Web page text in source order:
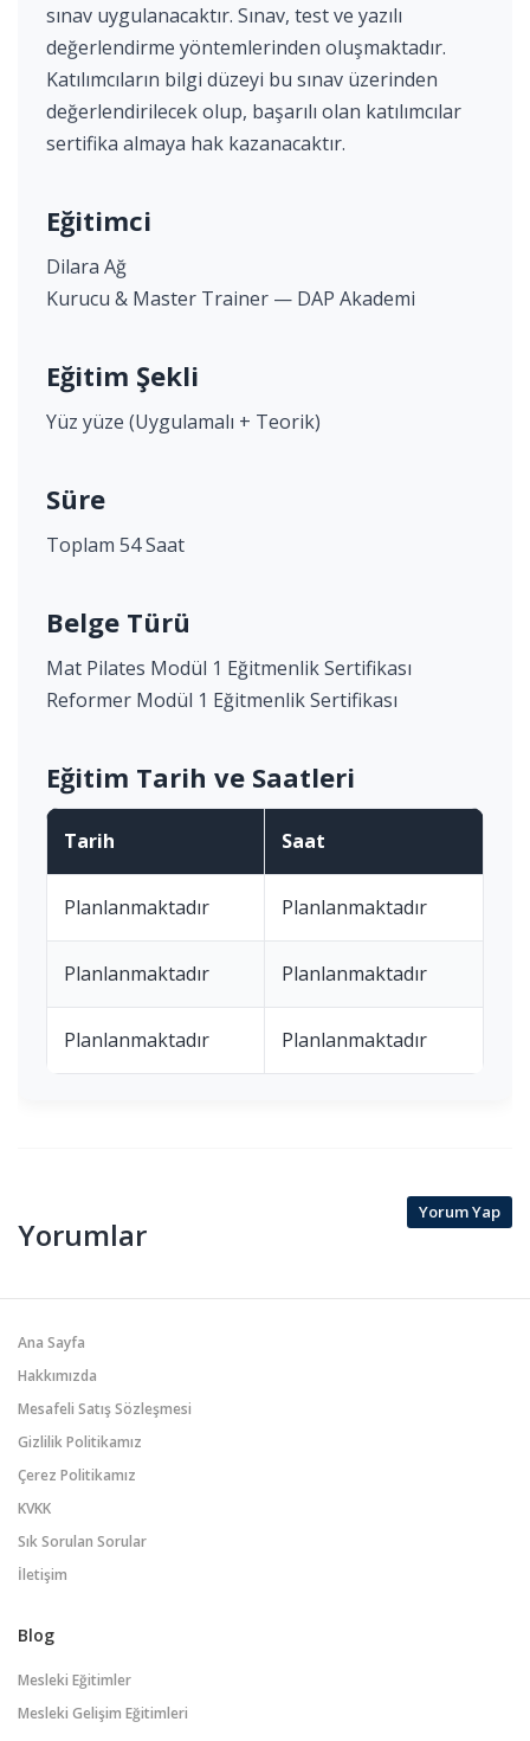
sınav uygulanacaktır. Sınav, test ve yazılı
değerlendirme yöntemlerinden oluşmaktadır.
Katılımcıların bilgi düzeyi bu sınav üzerinden
değerlendirilecek olup, başarılı olan katılımcılar
sertifika almaya hak kazanacaktır.
Eğitimci
Dilara Ağ
Kurucu & Master Trainer — DAP Akademi
Eğitim Şekli
Yüz yüze (Uygulamalı + Teorik)
Süre
Toplam 54 Saat
Belge Türü
Mat Pilates Modül 1 Eğitmenlik Sertifikası
Reformer Modül 1 Eğitmenlik Sertifikası
Eğitim Tarih ve Saatleri
Tarih Saat
Planlanmaktadır Planlanmaktadır
Planlanmaktadır Planlanmaktadır
Planlanmaktadır Planlanmaktadır
Yorumlar
Yorum Yap
Ana Sayfa
Hakkımızda
Mesafeli Satış Sözleşmesi
Gizlilik Politikamız
Çerez Politikamız
KVKK
Sık Sorulan Sorular
İletişim
Blog
Mesleki Eğitimler
Mesleki Gelişim Eğitimleri